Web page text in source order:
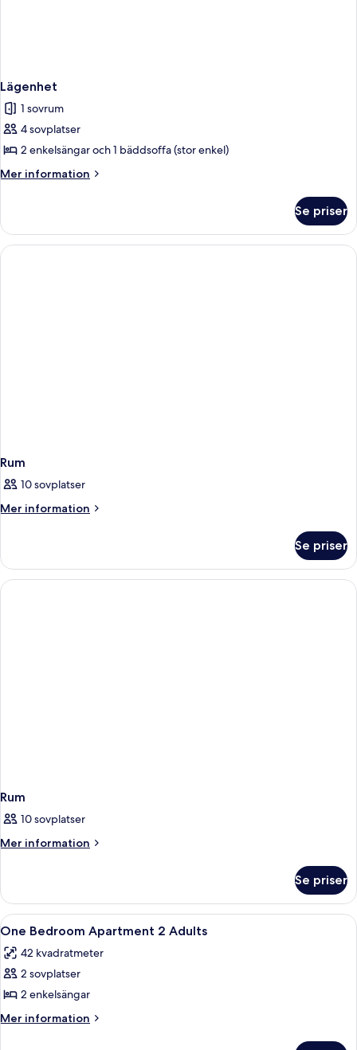
Lägenhet
1 sovrum
4 sovplatser
2 enkelsängar och 1 bäddsoffa (stor enkel)
Mer information
Mer
Se priser
Rum
10 sovplatser
Mer information
Mer
Se priser
Rum
10 sovplatser
Mer information
Mer
Se priser
Öppna
alla
foton
för
One
Bedroom
Värdeförvaringsskåp på rummet,
1
One Bedroom Apartment 2 Adults
42 kvadratmeter
2 sovplatser
2 enkelsängar
Mer information
Mer